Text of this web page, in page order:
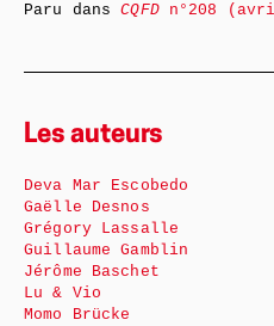
Paru dansCQFDn°208
Les auteurs
Deva Mar Escobedo
Gaëlle Desnos
Grégory Lassalle
Guillaume Gamblin
Jérôme Baschet
Lu & Vio
Momo Brücke